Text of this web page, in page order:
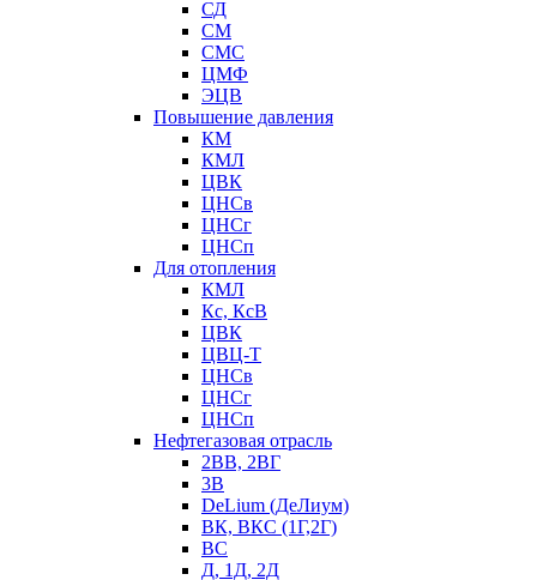
СД
СМ
СМС
ЦМФ
ЭЦВ
Повышение давления
КМ
КМЛ
ЦВК
ЦНСв
ЦНСг
ЦНСп
Для отопления
КМЛ
Кс, КсВ
ЦВК
ЦВЦ-Т
ЦНСв
ЦНСг
ЦНСп
Нефтегазовая отрасль
2ВВ, 2ВГ
3В
DeLium (ДеЛиум)
ВК, ВКС (1Г,2Г)
ВС
Д, 1Д, 2Д